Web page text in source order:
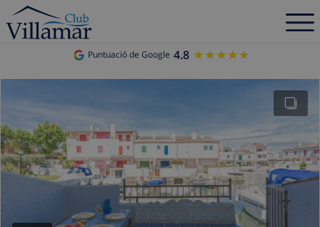
Puntuació de Google 4.8 ★★★★★
★★★★★